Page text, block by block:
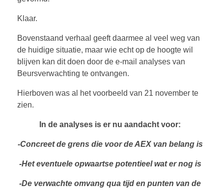
Klaar.
Bovenstaand verhaal geeft daarmee al veel weg van
de huidige situatie, maar wie echt op de hoogte wil
blijven kan dit doen door de e-mail analyses van
Beursverwachting te ontvangen.
Hierboven was al het voorbeeld van 21 november te
zien.
In de analyses is er nu aandacht voor:
-Concreet de grens die voor de AEX van belang is
-Het eventuele opwaartse potentieel wat er nog is
-De verwachte omvang qua tijd en punten van de